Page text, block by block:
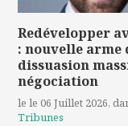
Redévelopper
: nouvelle arme
dissuasion
négociation
le le 06 Juillet 2026,
Tribunes